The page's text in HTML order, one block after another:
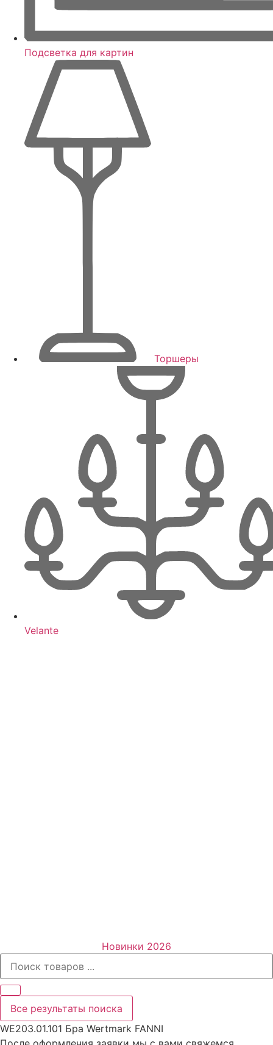
Подсветка для картин
Торшеры
Velante
Новинки 2026
Все результаты поиска
WE203.01.101 Бра Wertmark FANNI